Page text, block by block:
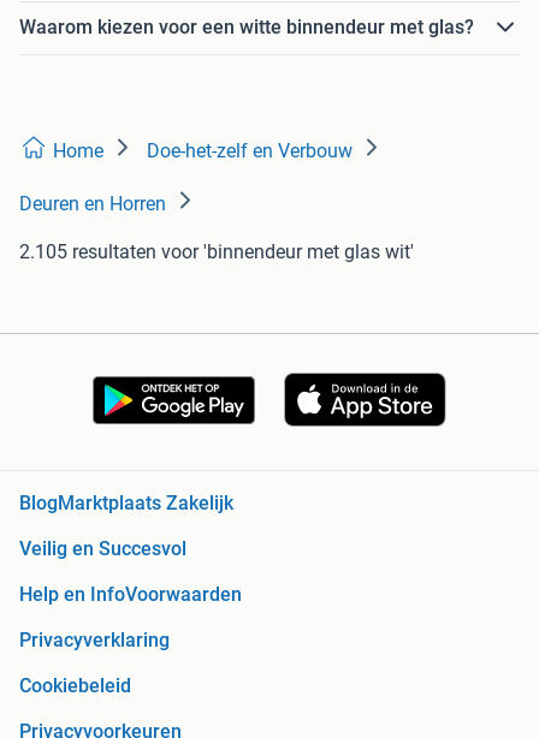
Waarom kiezen voor een witte binnendeur met glas?
Home Doe-het-zelf en Verbouw
Deuren en Horren
2.105 resultaten voor 'binnendeur met glas wit'
BlogMarktplaats Zakelijk
Veilig en Succesvol
Help en InfoVoorwaarden
Privacyverklaring
Cookiebeleid
Privacyvoorkeuren